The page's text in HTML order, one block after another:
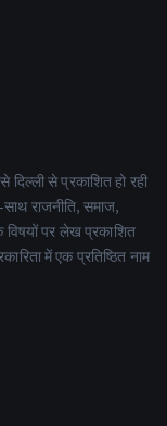
दिल्ली से प्रकाशित हो रही
साथ राजनीति, समाज,
विषयों पर लेख प्रकाशित
में एक प्रतिष्ठित नाम